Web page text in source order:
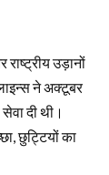
राष्ट्रीय उड़ानों
ने अक्टूबर
दी थी।
छुट्टियों का